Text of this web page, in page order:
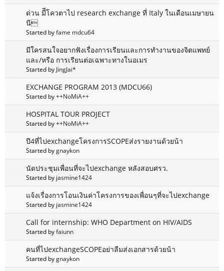
ด่วน มีีโควตาไป research exchange ที่ Italy ในเดือนเมษายน
นี
Started byfame mdcu64
มีใครสนใจอยากฟังเรื่องการเรียนและการทำงานของจิตแพทย์
และ/หรือ การเรียนต่อเฉพาะทางในอเมร
Started by JingJai*
EXCHANGE PROGRAM 2013 (MDCU66)
Started by++NoMiA++
HOSPITAL TOUR PROJECT
Started by++NoMiA++
ปี4ที่ไปexchangeโครงการSCOPEส่งรายงานด้วยน้า
Started bygnaykon
นัดประชุมเพื่อนที่จะไปexchange หลังสอบศรว.
Started by jasmine1424
แจ้งเรื่องการโอนเงินค่าโครงการของเพื่อนๆที่จะไปexchange
Started by jasmine1424
Call for internship: WHO Department on HIV/AIDS
Started byfaiunn
คนที่ไปexchangeSCOPEอย่าลืมส่งเอกสารด้วยน้า
Started bygnaykon